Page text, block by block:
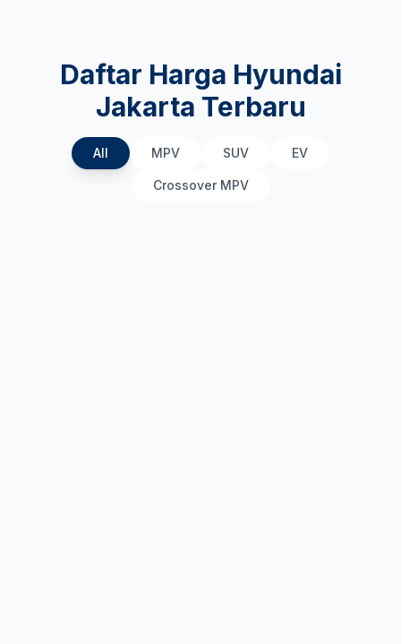
Daftar Harga Hyundai
Jakarta Terbaru
All MPV SUV EV
Crossover MPV